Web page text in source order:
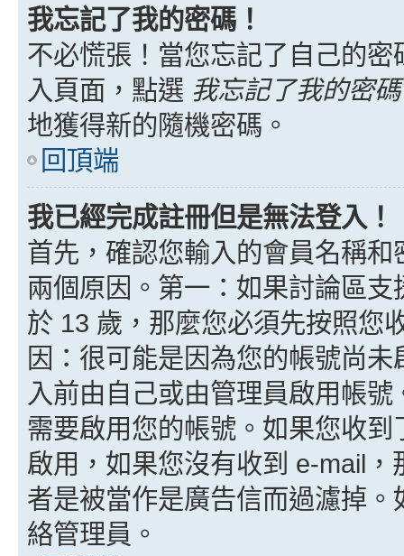
我忘記了我的密碼！
不必慌張！當您忘記了自己的
入頁面，點選 我忘記了我的密碼
地獲得新的隨機密碼。
回頂端
我已經完成註冊但是無法登入！
首先，確認您輸入的會員名稱
兩個原因。第一：如果討論區
於 13 歲，那麼您必須先按照您
因：很可能是因為您的帳號尚
入前由自己或由管理員啟用帳
需要啟用您的帳號。如果您收
啟用，如果您沒有收到 e-mail
者是被當作是廣告信而過濾掉
絡管理員。